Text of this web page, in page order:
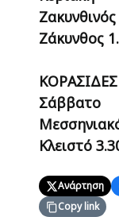
Ζάκυνθος
ΚΟΡΑΣΙΔΕΣ
Σάββατο
Κλειστό
Ανάρτηση
Copy link